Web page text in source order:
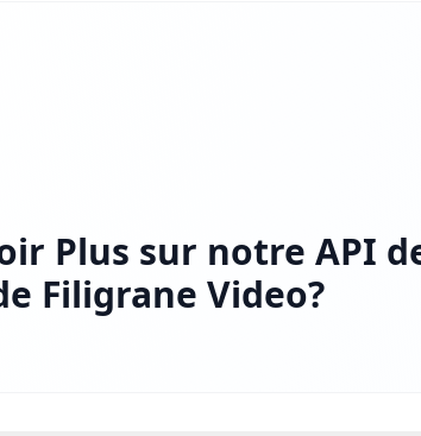
Plus sur notre API
Filigrane Video?